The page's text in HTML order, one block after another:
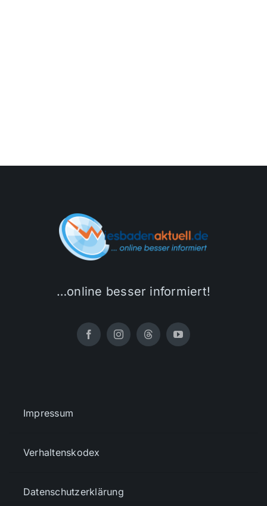
…online besser informiert!
Impressum
Verhaltenskodex
Datenschutzerklärung